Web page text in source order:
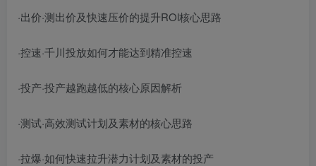
·出价·测出价及快速压价的提升ROl核心思路
·控速·千川投放如何才能达到精准控速
·投产·投产越跑越低的核心原因解析
·测试·高效测试计划及素材的核心思路
·拉爆·如何快速拉升潜力计划及素材的投产